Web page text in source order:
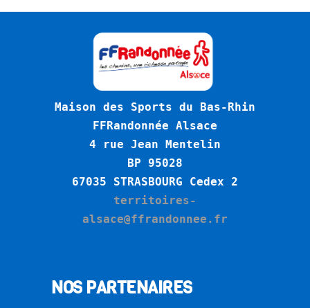
Maison des Sports du Bas-Rhin
FFRandonnée Alsace
4 rue Jean Mentelin
BP 95028
67035 STRASBOURG Cedex 2
territoires-
alsace@ffrandonnee.fr
NOS PARTENAIRES